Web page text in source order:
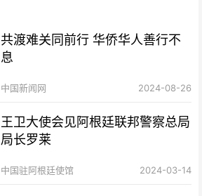
共渡难关同前行 华侨华人善行不
息
中国新闻网 2024-08-26
王卫大使会见阿根廷联邦警察总局
局长罗莱
中国驻阿根廷使馆 2024-03-14